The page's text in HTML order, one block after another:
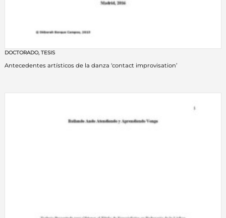
DOCTORADO, TESIS
Antecedentes artísticos de la danza ‘contact improvisation’